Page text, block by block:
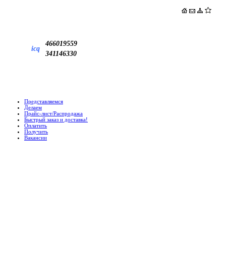
icq
466019559
341146330
Представляемся
Делаем
Прайс-лист/Распродажа
Быстрый заказ и доставка!
Оплатить
Получить
Вакансии